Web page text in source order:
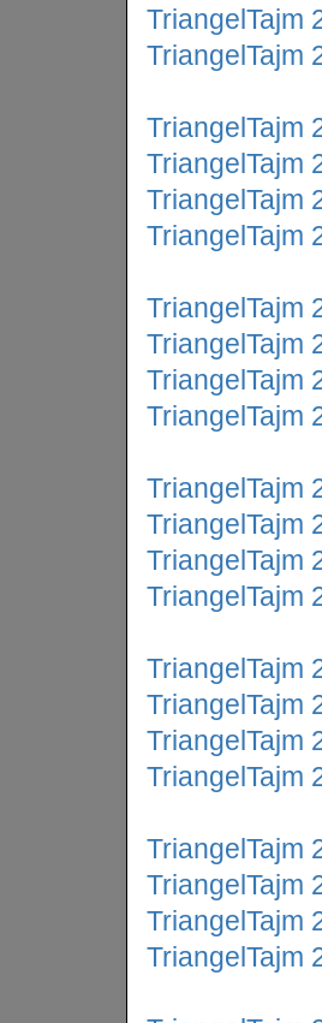
TriangelTajm
TriangelTajm
TriangelTajm
TriangelTajm
TriangelTajm
TriangelTajm
TriangelTajm
TriangelTajm
TriangelTajm
TriangelTajm
TriangelTajm
TriangelTajm
TriangelTajm
TriangelTajm
TriangelTajm
TriangelTajm
TriangelTajm
TriangelTajm
TriangelTajm
TriangelTajm
TriangelTajm
TriangelTajm